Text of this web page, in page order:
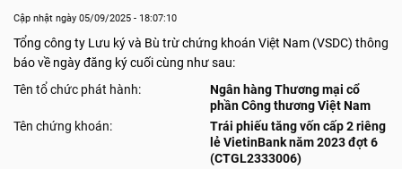
Cập nhật ngày 05/09/2025 - 18:07:10
Tổng công ty Lưu ký và Bù trừ chứng khoán Việt Nam (VSDC) thông
báo về ngày đăng ký cuối cùng như sau:
Tên tổ chức phát hành:
Ngân hàng Thương mại cổ
phần Công thương Việt Nam
Tên chứng khoán:
Trái phiếu tăng vốn cấp 2 riêng
lẻ VietinBank năm 2023 đợt 6
(CTGL2333006)